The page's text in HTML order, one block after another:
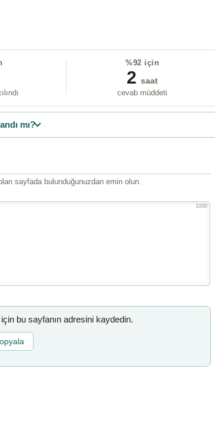
%92 için
2 saat
cevab müddeti
mı?
sayfada bulunduğunuzdan emin olun.
1000
bu sayfanın adresini kaydedin.